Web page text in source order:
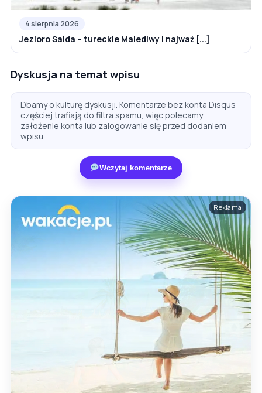
4 sierpnia 2026
Jezioro Salda – tureckie Malediwy i najważ [...]
Dyskusja na temat wpisu
Dbamy o kulturę dyskusji. Komentarze bez konta Disqus
częściej trafiają do filtra spamu, więc polecamy
założenie konta lub zalogowanie się przed dodaniem
wpisu.
Wczytaj komentarze
Reklama